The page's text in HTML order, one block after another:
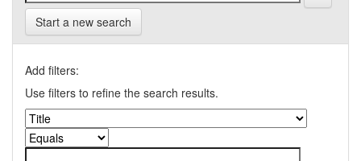
Start a new search
Add filters:
Use filters to refine the search results.